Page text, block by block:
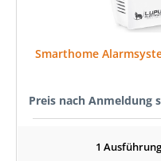
Smarthome
Preis nach Anmeldung
1